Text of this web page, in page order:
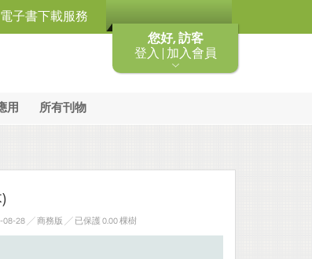
您好, 訪客
登入 | 加入會員
電子書下載服務
用 所有刊物
08-28 ╱ 商務版 ╱ 已保護 0.00 棵樹